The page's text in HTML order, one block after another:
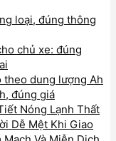
loại, đúng thông
chủ xe: đúng
theo dung lượng Ah
đúng giá
Nóng Lạnh Thất
Dễ Mệt Khi Giao